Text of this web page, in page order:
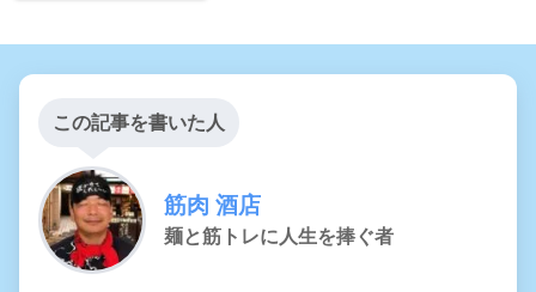
この記事を書いた人
筋肉 酒店
麺と筋トレに人生を捧ぐ者